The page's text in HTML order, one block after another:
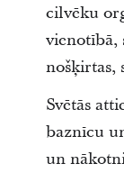
cilvēku
vienotībā,
nošķirtas,
Svētās
baznīcu
un